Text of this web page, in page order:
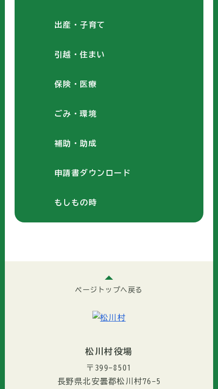
出産・子育て
引越・住まい
保険・医療
ごみ・環境
補助・助成
申請書ダウンロード
もしもの時
ページトップへ戻る
松川村役場
〒399-8501
長野県北安曇郡松川村76-5